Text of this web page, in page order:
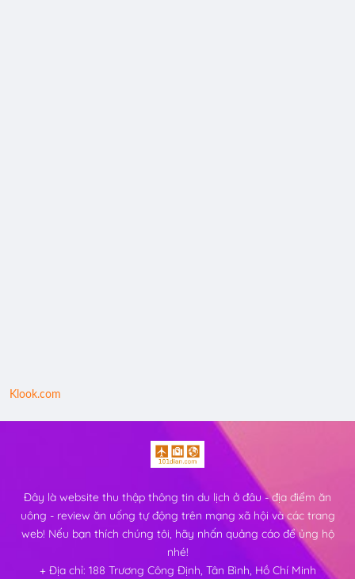
Klook.com
Đây là website thu thập thông tin du lịch ở đâu - địa điểm ăn
uông - review ăn uống tự động trên mạng xã hội và các trang
web! Nếu bạn thích chúng tôi, hãy nhấn quảng cáo để ủng hộ
nhé!
+ Địa chỉ: 188 Trương Công Định, Tân Bình, Hồ Chí Minh